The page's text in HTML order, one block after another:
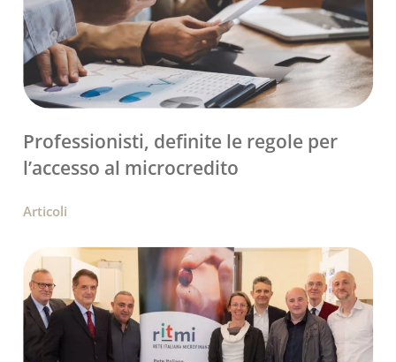
Professionisti, definite le regole per
l’accesso al microcredito
Articoli